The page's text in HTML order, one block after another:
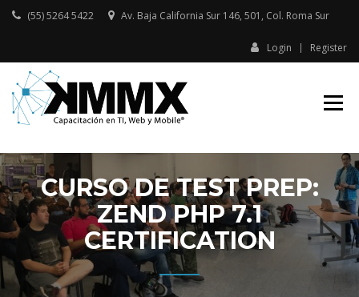
Skip
(55) 5264 5422 Av. Baja California Sur 146, 501, Col. Roma Sur​
Login Register
CAPACITACIÓN
CURSO DE TEST PREP:
ZEND PHP 7.1
CERTIFICATION